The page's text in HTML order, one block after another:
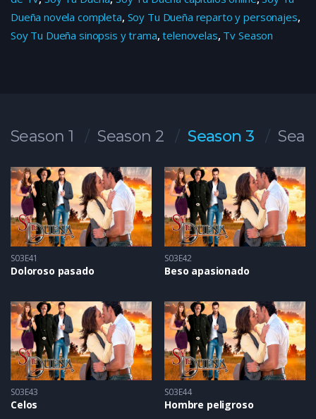
Dueña novela completa, Soy Tu Dueña reparto y personajes,
Soy Tu Dueña sinopsis y trama,telenovelas, Tv Season
Season 1 Season 2 Season 3
S03E41
Doloroso pasado
S03E42
Beso apasionado
S03E43
Celos
S03E44
Hombre peligroso